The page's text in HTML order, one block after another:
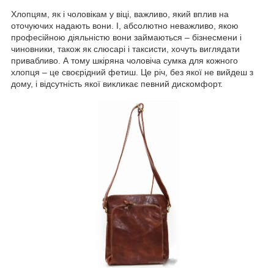
Хлопцям, як і чоловікам у віці, важливо, який вплив на
оточуючих надають вони. І, абсолютно неважливо, якою
професійною діяльністю вони займаються – бізнесмени і
чиновники, також як слюсарі і таксисти, хочуть виглядати
привабливо. А тому шкіряна чоловіча сумка для кожного
хлопця – це своєрідний фетиш. Це річ, без якої не вийдеш з
дому, і відсутність якої викликає певний дискомфорт.